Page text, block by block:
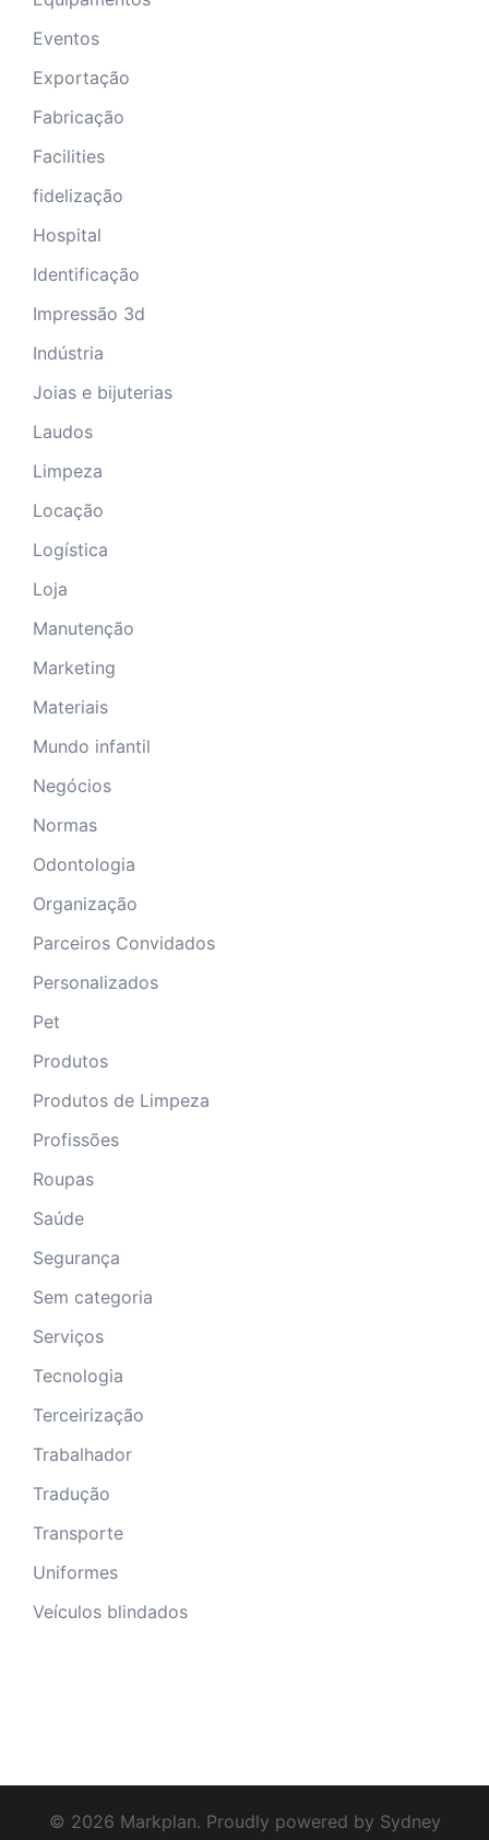
Eventos
Exportação
Fabricação
Facilities
fidelização
Hospital
Identificação
Impressão 3d
Indústria
Joias e bijuterias
Laudos
Limpeza
Locação
Logística
Loja
Manutenção
Marketing
Materiais
Mundo infantil
Negócios
Normas
Odontologia
Organização
Parceiros Convidados
Personalizados
Pet
Produtos
Produtos de Limpeza
Profissões
Roupas
Saúde
Segurança
Sem categoria
Serviços
Tecnologia
Terceirização
Trabalhador
Tradução
Transporte
Uniformes
Veículos blindados
© 2026 Markplan. Proudly powered by Sydney